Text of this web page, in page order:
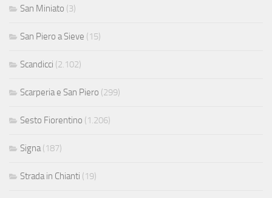
San Miniato (3)
San Piero a Sieve (15)
Scandicci (2.102)
Scarperia e San Piero (299)
Sesto Fiorentino (1.206)
Signa(187)
Strada in Chianti (19)